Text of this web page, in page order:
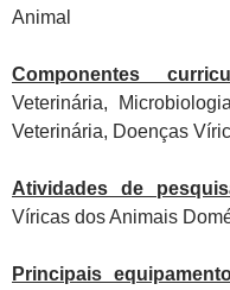
Animal
Componentes
Veterinária,
Veterinária, Doenças
Atividades de
Víricas dos Animais
Principais